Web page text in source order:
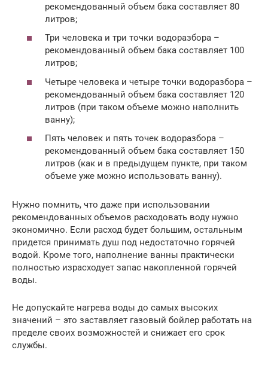
рекомендованный объем бака составляет 80
литров;
Три человека и три точки водоразбора –
рекомендованный объем бака составляет 100
литров;
Четыре человека и четыре точки водоразбора –
рекомендованный объем бака составляет 120
литров (при таком объеме можно наполнить
ванну);
Пять человек и пять точек водоразбора –
рекомендованный объем бака составляет 150
литров (как и в предыдущем пункте, при таком
объеме уже можно использовать ванну).
Нужно помнить, что даже при использовании
рекомендованных объемов расходовать воду нужно
экономично. Если расход будет большим, остальным
придется принимать душ под недостаточно горячей
водой. Кроме того, наполнение ванны практически
полностью израсходует запас накопленной горячей
воды.
Не допускайте нагрева воды до самых высоких
значений – это заставляет газовый бойлер работать на
пределе своих возможностей и снижает его срок
службы.